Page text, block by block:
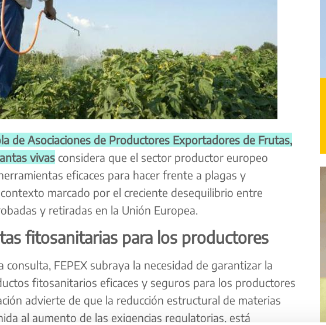
de Asociaciones de Productores Exportadores de Frutas,
vivasconsidera que el sector productor europeo
eficaces para hacer frente a plagas y
marcado por el creciente desequilibrio entre
y retiradas en la Unión Europea.
fitosanitarias para los productores
consulta, FEPEX subraya la necesidad de garantizar la
fitosanitarios eficaces y seguros para los productores
advierte de que la reducción estructural de materias
al aumento de las exigencias regulatorias, está